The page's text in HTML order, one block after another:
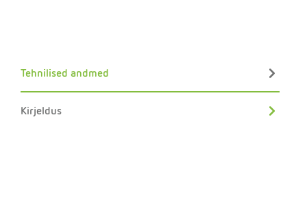
Tehnilised andmed
Kirjeldus